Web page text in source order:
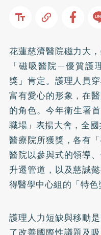
花蓮慈濟醫院磁力大
「磁吸醫院—優質護
獎」肯定。護理人員
富有愛心的形象，在
的角色。今年衛生署
職場」表揚大會，全
醫療院所獲獎，各有
醫院以參與式的領導
升遷管道，以及慈誠
得醫學中心組的「特色
護理人力短缺與移動
了改善國際性議題及